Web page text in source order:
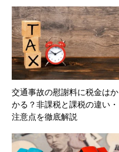
交通事故の慰謝料に税金はか
かる？非課税と課税の違い・
注意点を徹底解説